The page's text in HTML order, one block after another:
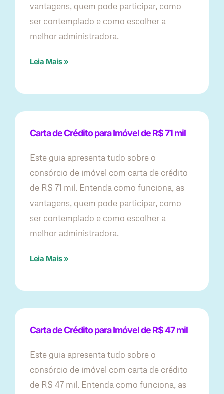
vantagens, quem pode participar, como
ser contemplado e como escolher a
melhor administradora.
Leia Mais »
Carta de Crédito para Imóvel de R$ 71 mil
Este guia apresenta tudo sobre o
consórcio de imóvel com carta de crédito
de R$ 71 mil. Entenda como funciona, as
vantagens, quem pode participar, como
ser contemplado e como escolher a
melhor administradora.
Leia Mais »
Carta de Crédito para Imóvel de R$ 47 mil
Este guia apresenta tudo sobre o
consórcio de imóvel com carta de crédito
de R$ 47 mil. Entenda como funciona, as